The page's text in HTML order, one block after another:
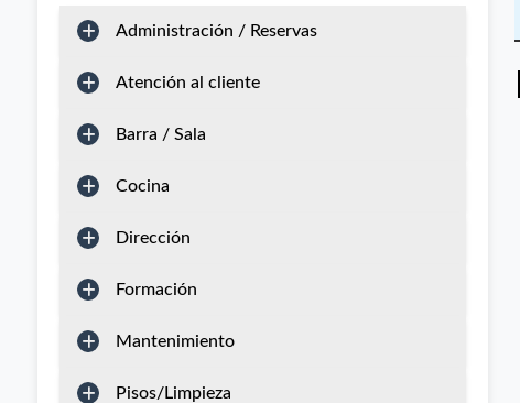
Administración / Reservas
Atención al cliente
Barra / Sala
Cocina
Dirección
Formación
Mantenimiento
Pisos/Limpieza